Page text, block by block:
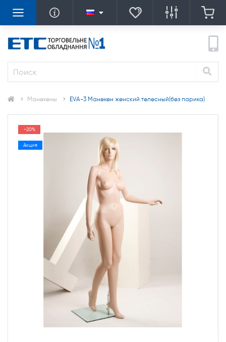
Манекены EVA-3 Манекен женский телесный(без парика)
-20%
Акция